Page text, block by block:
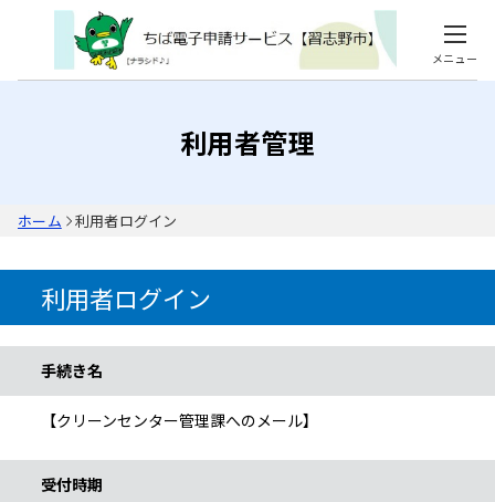
メニュー
利用者管理
ホーム 利用者ログイン
利用者ログイン
手続き名
【クリーンセンター管理課へのメール】
受付時期